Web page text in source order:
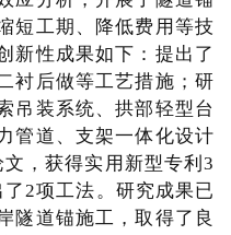
短工期、降低费用等技
新性成果如下：提出了
衬后做等工艺措施；研
吊装系统、拱部轻型台
管道、支架一体化设计
，获得实用新型专利3
2项工法。研究成果已
隧道锚施工，取得了良